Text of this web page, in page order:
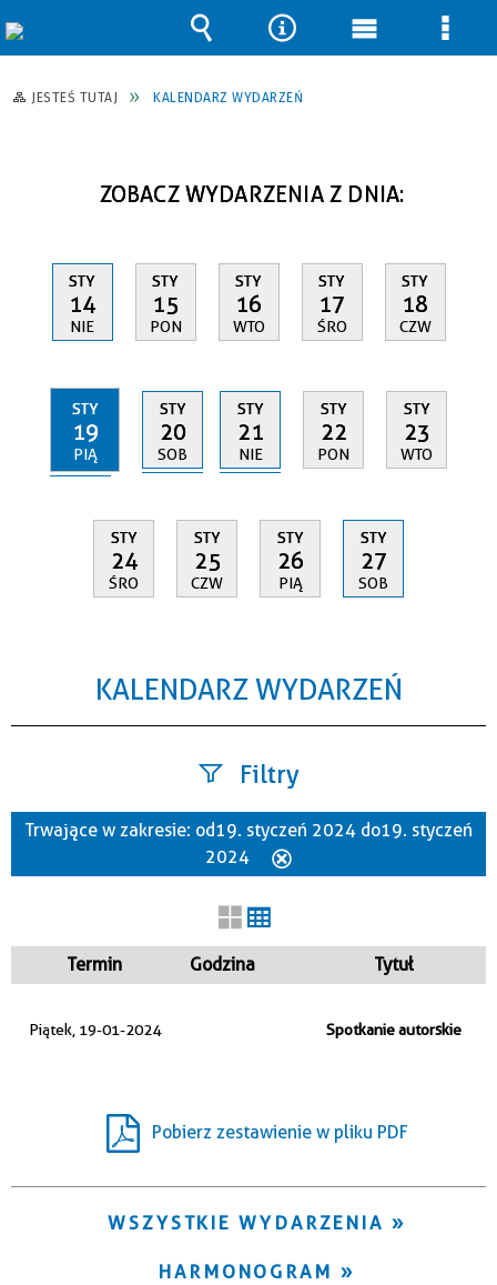
JESTEŚ TUTAJ KALENDARZ WYDARZEŃ
ZOBACZ WYDARZENIA Z DNIA:
STY
14
NIE
STY
15
PON
STY
16
WTO
STY
17
ŚRO
STY
18
CZW
STY
19
PIĄ
STY
20
SOB
STY
21
NIE
STY
22
PON
STY
23
WTO
STY
24
ŚRO
STY
25
CZW
STY
26
PIĄ
STY
27
SOB
KALENDARZ WYDARZEŃ
Filtry
Szukana fraza
Trwające w zakresie: od 19. styczeń 2024 do 19. styczeń
2024
Termin Godzina Tytuł
Piątek, 19-01-2024 Spotkanie autorskie
Pobierz zestawienie w pliku PDF
WSZYSTKIE WYDARZENIA
HARMONOGRAM
Wyszukiwarka
Narzędzia
Menu Menu